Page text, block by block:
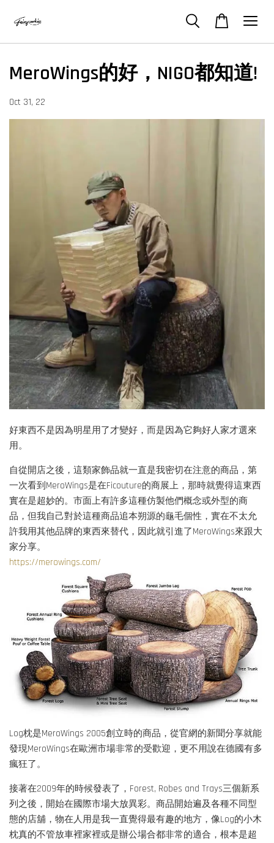
MeroWings的好，NIGO都知道!
Oct 31, 22
好東西不是因為明星用了才變好，而是因為它夠好人家才選來
用。
自從開店之後，這類家飾品就一直是我密切在注意的商品，第
一次看到MeroWings是在Ficouture的商展上，那時就覺得這東西
實在是超妙的。市面上有許多這種仿製他們概念或外型的商
品，但我自己對於這種商品追本朔源的龜毛個性，實在不太允
許我用其他品牌的東西來替代，因此就引進了MeroWings來跟大
家分享。
https://merowings.com/
Log枕是MeroWings 2005創立時的商品，從官網的新聞分享就能
發現MeroWings在歐洲市場非常的受歡迎，更不用說在德國有多
瘋狂了。
接著在2009年的時候發表了，Forest, Robes and Trays三個新系
列之後，開始在國際市場大放異彩。商品開始遍及各種不同型
態的店舖，物在人用是我一直覺得最有趣的地方，像Log的小木
枕真的不管放車裡家裡或是辦公場合都非常的適合，根本是超